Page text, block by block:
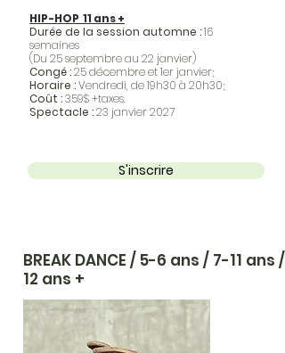
HIP-HOP 11 ans +
Durée de la session automne :16
semaines
(Du 25 septembre au 22 janvier)
Congé :25 décembre et 1er janvier;
Horaire :Vendredi, de 19h30 à 20h30;
Coût :359$ +taxes.
Spectacle :23 janvier 2027
S'inscrire
BREAK DANCE / 5-6 ans / 7-11 ans /
12 ans +